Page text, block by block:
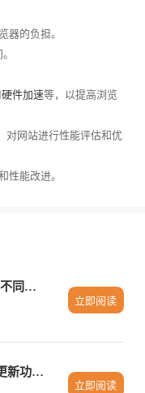
器的负担。
硬件加速等，以提高浏览
对网站进行性能评估和优
性能改进。
谷歌浏览器如何设置不同的网站权限
立即阅读
Chrome浏览器自动更新功能配置与关闭教程
立即阅读